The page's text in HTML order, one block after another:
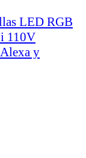
LED RGB
110V
y